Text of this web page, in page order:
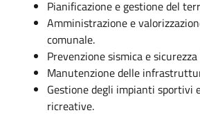
Pianificazione e gestione del
Amministrazione e
comunale.
Prevenzione sismica e
Manutenzione delle
Gestione degli impianti sportivi
ricreative.